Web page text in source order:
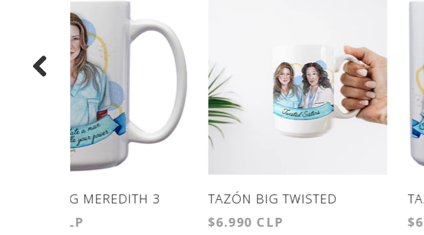
TAZÓN BIG TWISTED
SISTERS
$6.990 CLP
TAZÓN BIG MEREDITH 2
$6.990 CLP